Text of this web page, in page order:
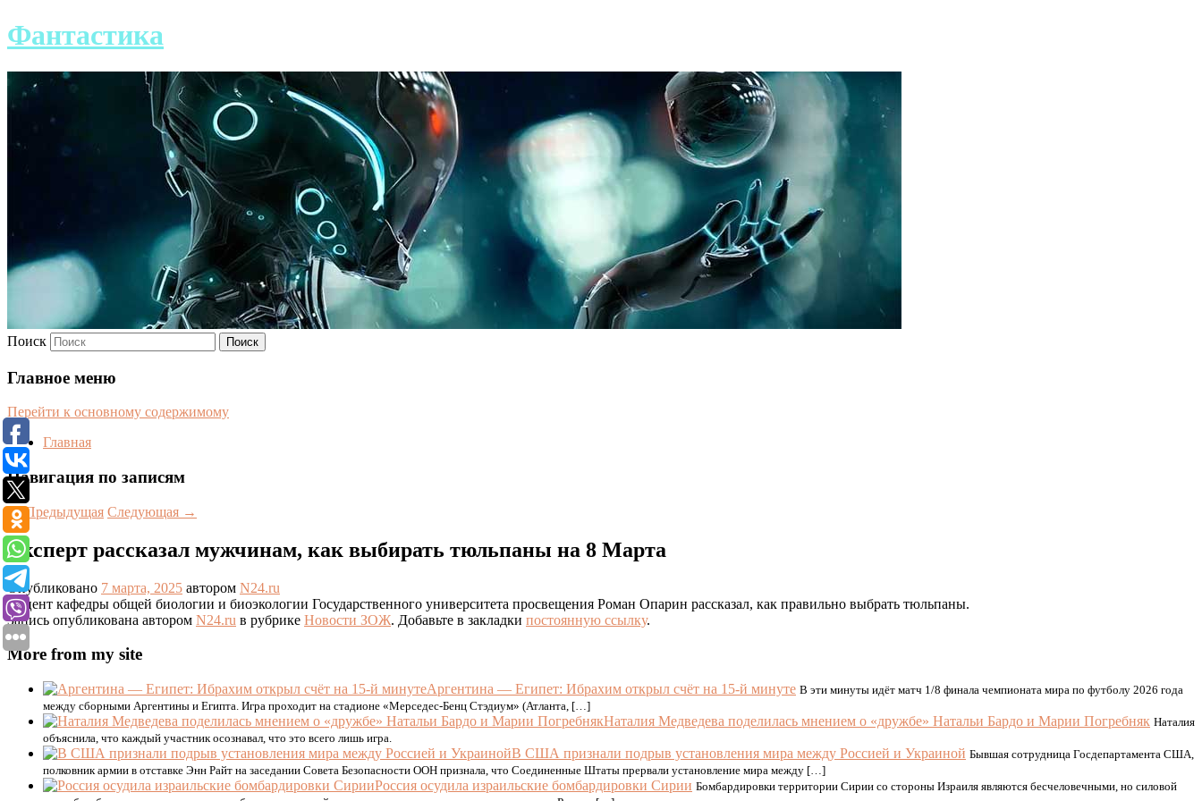
Фантастика
Поиск
Главное меню
Перейти к основному содержимому
Главная
Навигация по записям
←Предыдущая Следующая →
Эксперт рассказал мужчинам, как выбирать тюльпаны на 8 Марта
Опубликовано 7 марта, 2025 автором N24.ru
Доцент кафедры общей биологии и биоэкологии Государственного университета просвещения Роман Опарин рассказал, как правильно выбрать тюльпаны.
Запись опубликована автором N24.ru в рубрике Новости ЗОЖ. Добавьте в закладки постоянную ссылку.
More from my site
Аргентина — Египет: Ибрахим открыл счёт на 15-й минуте В эти минуты идёт матч 1/8 финала чемпионата мира по футболу 2026 года
между сборными Аргентины и Египта. Игра проходит на стадионе «Мерседес-Бенц Стэдиум» (Атланта, […]
Наталия Медведева поделилась мнением о «дружбе» Натальи Бардо и Марии Погребняк Наталия
объяснила, что каждый участник осознавал, что это всего лишь игра.
В США признали подрыв установления мира между Россией и Украиной Бывшая сотрудница Госдепартамента США,
полковник армии в отставке Энн Райт на заседании Совета Безопасности ООН признала, что Соединенные Штаты прервали установление мира между […]
Россия осудила израильские бомбардировки Сирии Бомбардировки территории Сирии со стороны Израиля являются бесчеловечными, но силовой